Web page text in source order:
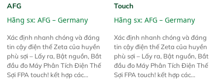
AFG
Hãng sx: AFG – Germany
Xác định nhanh chóng và đáng
tin cậy điện thế Zeta của huyền
phù sợi – Lấy ra, Bật nguồn, Bắt
đầu đo Máy Phân Tích Điện Thế
Sợi FPA touch! kết hợp các
Touch
Hãng sx: AFG – Germany
Xác định nhanh chóng và đáng
tin cậy điện thế Zeta của huyền
phù sợi – Lấy ra, Bật nguồn, Bắt
đầu đo Máy Phân Tích Điện Thế
Sợi FPA touch! kết hợp các